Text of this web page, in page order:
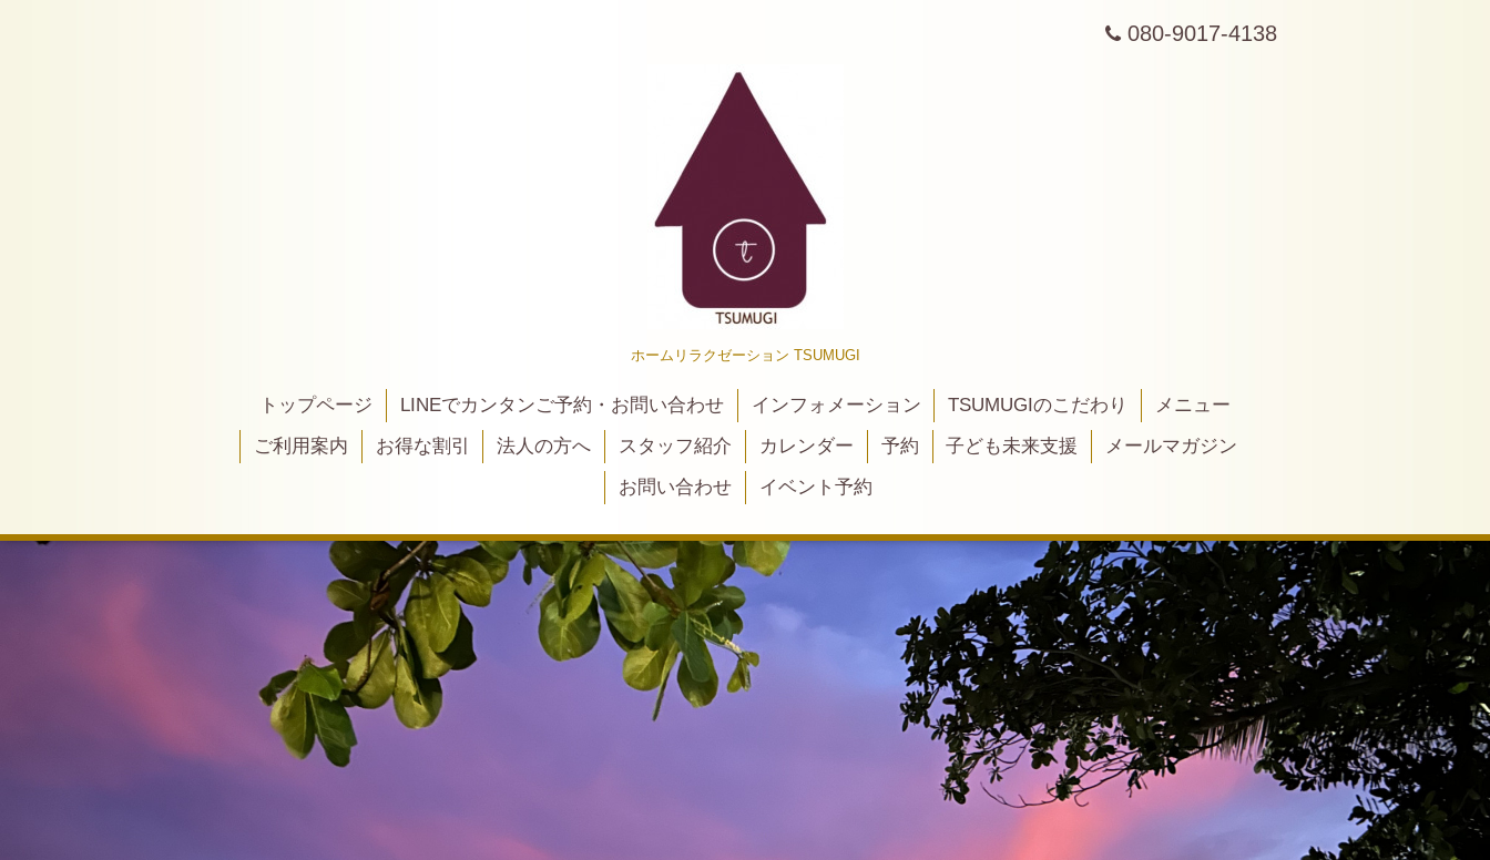
080-9017-4138
ホームリラクゼーション TSUMUGI
トップページ LINEでカンタンご予約・お問い合わせ インフォメーション TSUMUGIのこだわり
メニュー
ご利用案内
お得な割引 法人の方へ スタッフ紹介 カレンダー 予約 子ども未来支援
メールマガジン
お問い合わせ
イベント予約